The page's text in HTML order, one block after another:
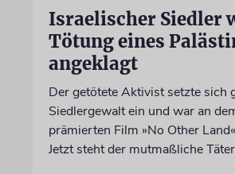
Israelischer Siedler
Tötung eines
angeklagt
Der getötete Aktivist setzte sich
Siedlergewalt ein und war an
prämierten Film »No Other
Jetzt steht der mutmaßliche